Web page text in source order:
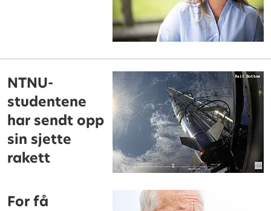
NTNU-
studentene
har sendt opp
sin sjette
rakett
For få